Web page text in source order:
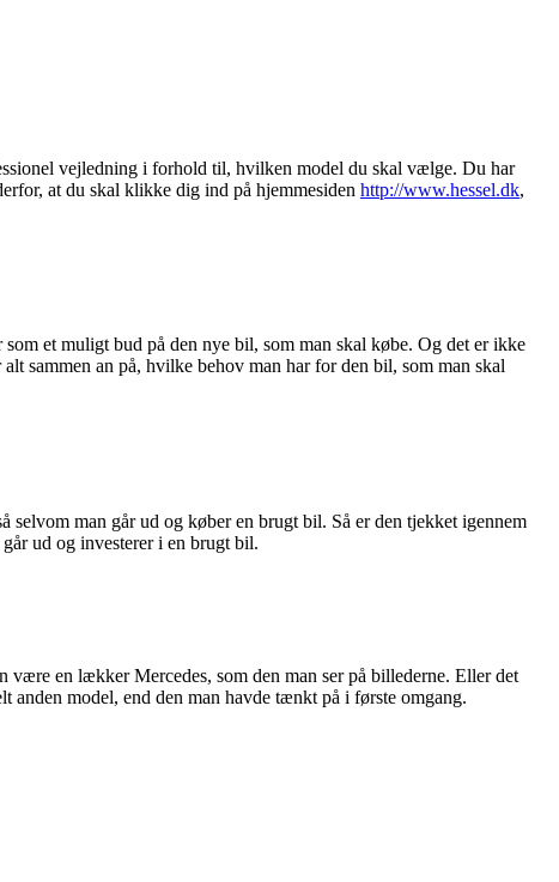
vejledning i forhold til, hvilken model du skal vælge. Du har
at du skal klikke dig ind på hjemmesiden http://www.hessel.dk,
et muligt bud på den nye bil, som man skal købe. Og det er ikke
sammen an på, hvilke behov man har for den bil, som man skal
man går ud og køber en brugt bil. Så er den tjekket igennem
ud og investerer i en brugt bil.
en lækker Mercedes, som den man ser på billederne. Eller det
model, end den man havde tænkt på i første omgang.